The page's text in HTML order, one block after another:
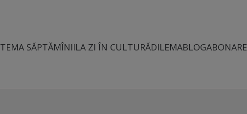
TEMA SĂPTĂMÎNIILA ZI ÎN CULTURĂDILEMABLOGABONARE